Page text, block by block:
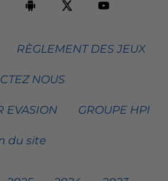
RÈGLEMENT DES JEUX
NOUS
EVASION GROUPE HPI
du site